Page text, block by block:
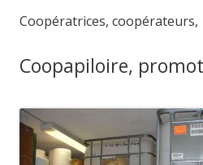
Coopératrices, coopérateurs,
Coopapiloire,